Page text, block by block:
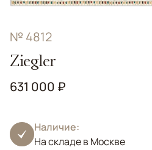
№ 4812
Ziegler
631 000 ₽
Наличие:
На складе в Москве